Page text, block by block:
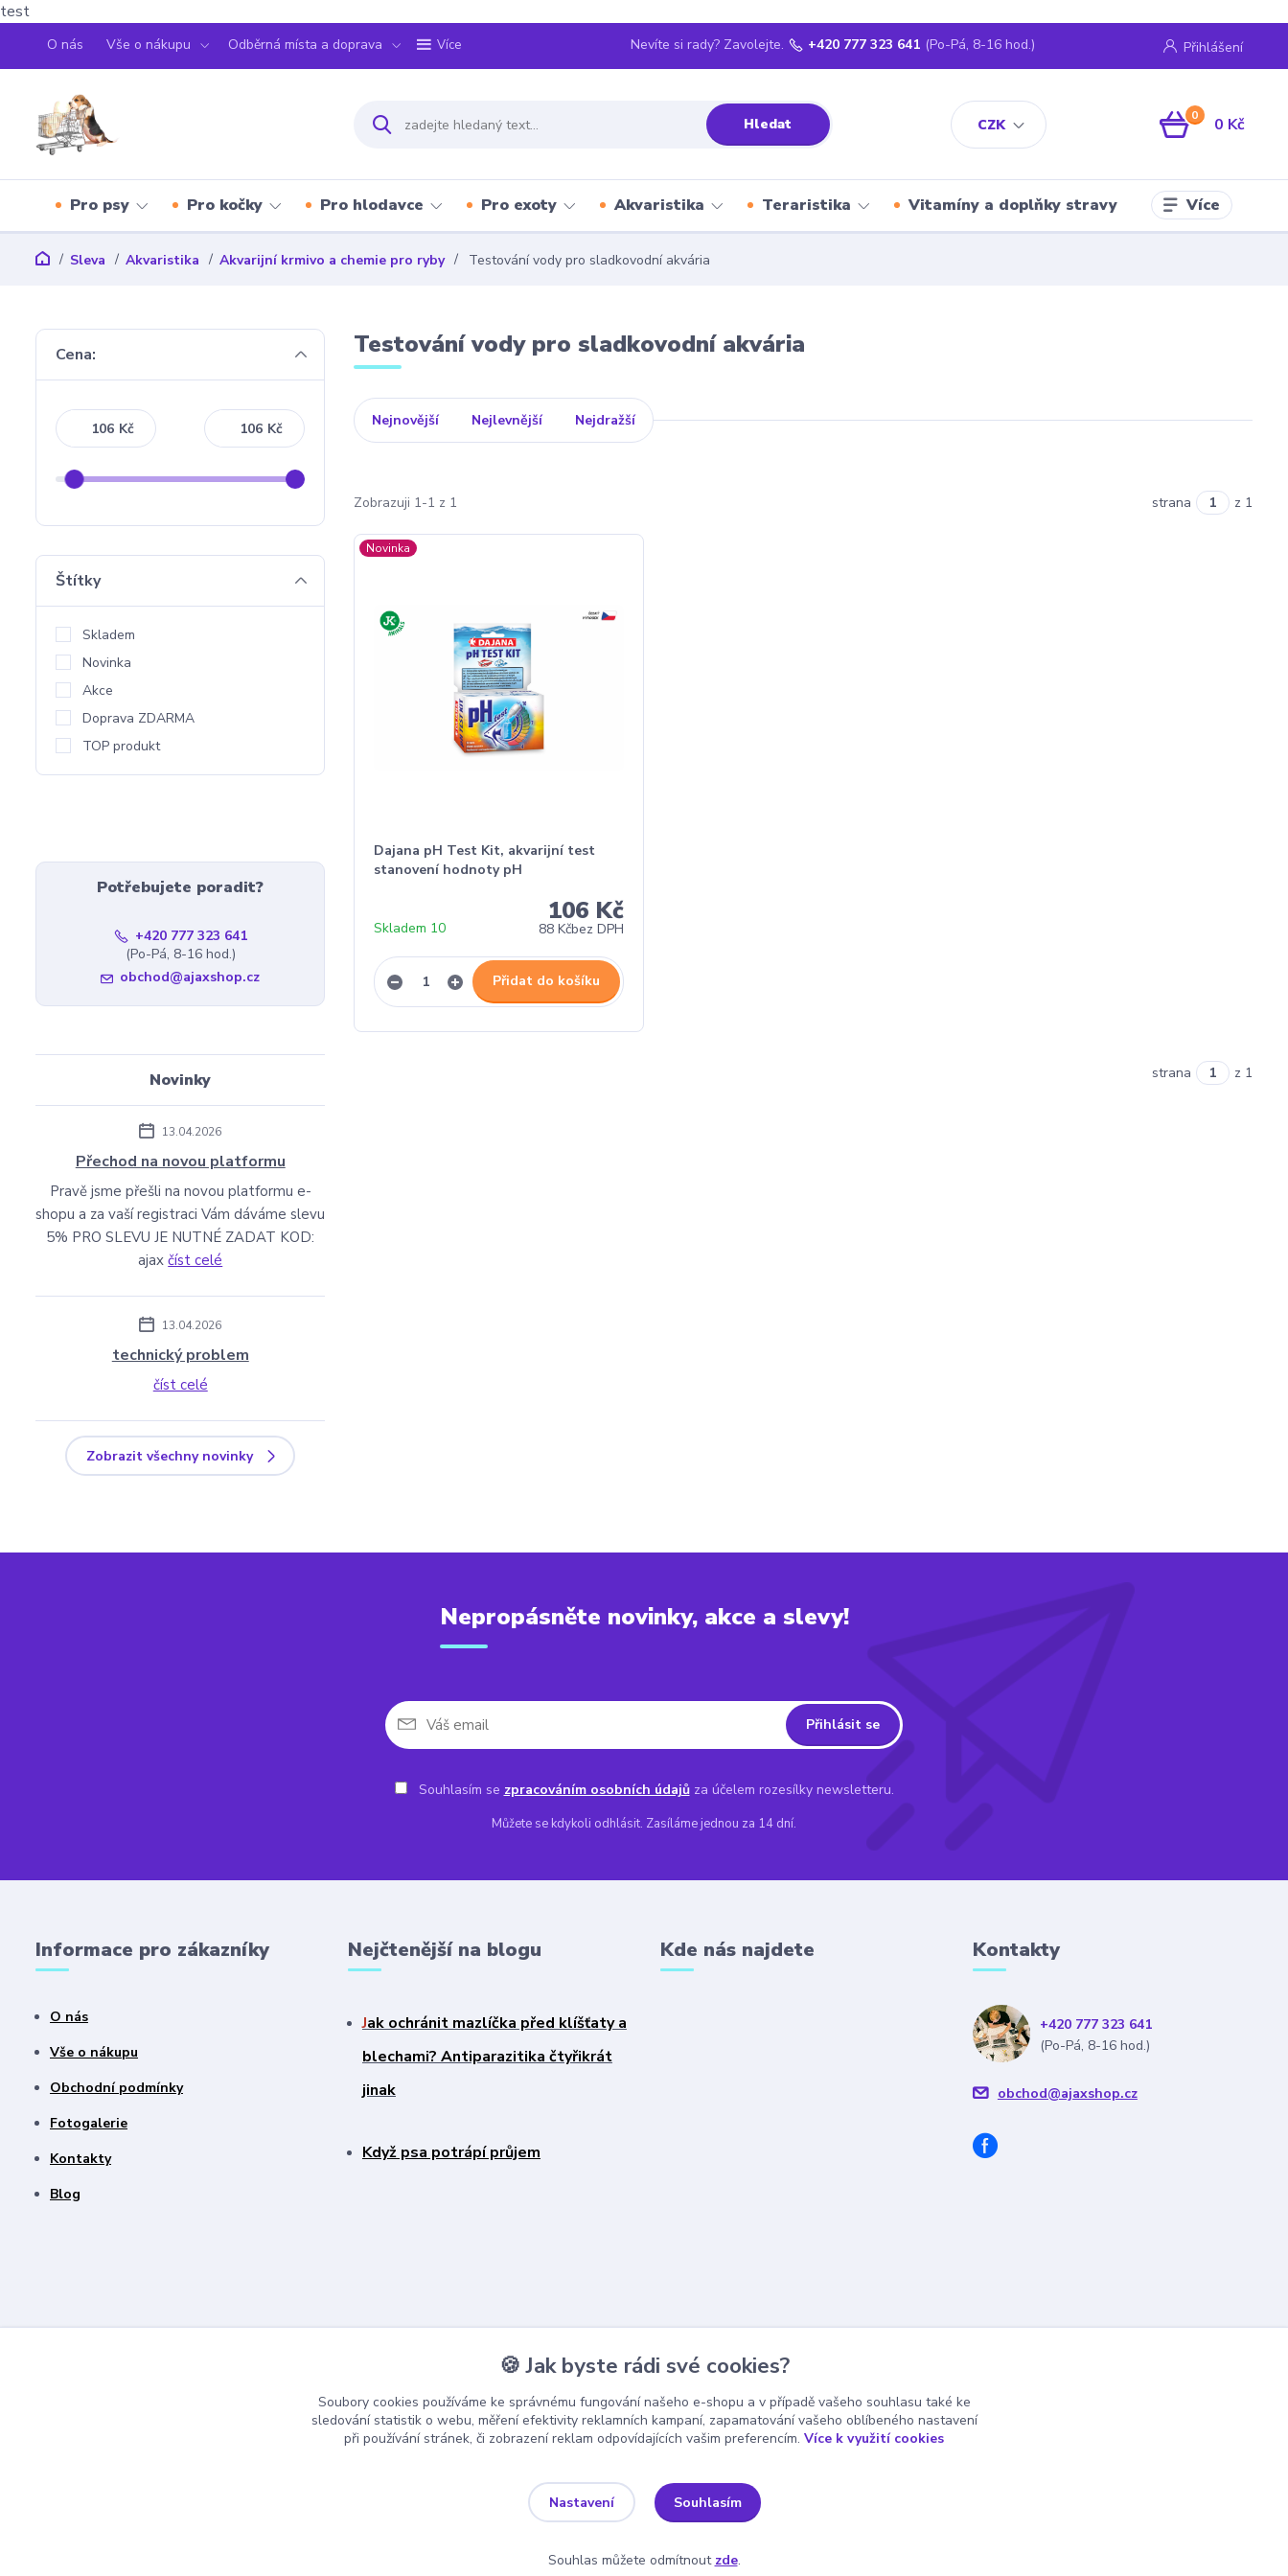
test
O nás Vše o nákupu Odběrná místa a doprava Více
CZK
Přihlášení
Hledat
Nevíte si rady? Zavolejte. +420 777 323 641 (Po-Pá, 8-16 hod.)
0 0 Kč
Pro psy Pro kočky Pro hlodavce Pro exoty Akvaristika Teraristika Vitamíny a doplňky stravy Více
Sleva Akvaristika Akvarijní krmivo a chemie pro ryby Testování vody pro sladkovodní akvária
Testování vody pro sladkovodní akvária
Nejnovější Nejlevnější Nejdražší
Zobrazuji 1-1 z 1 strana z 1
Novinka
Dajana pH Test Kit, akvarijní test
stanovení hodnoty pH
106 Kč
88 Kčbez DPH
Skladem 10
Přidat do košíku
strana z 1
Cena:
Kč Kč
Štítky
Skladem
Novinka
Akce
Doprava ZDARMA
TOP produkt
Potřebujete poradit?
+420 777 323 641
(Po-Pá, 8-16 hod.)
obchod@ajaxshop.cz
Novinky
13.04.2026
Přechod na novou platformu
Pravě jsme přešli na novou platformu e-
shopu a za vaší registraci Vám dáváme slevu
5% PRO SLEVU JE NUTNÉ ZADAT KOD:
ajaxčíst celé
13.04.2026
technický problem
číst celé
Zobrazit všechny novinky
Nepropásněte novinky, akce a slevy!
Přihlásit se
Souhlasím se zpracováním osobních údajůza účelem rozesílky newsletteru.
Můžete se kdykoli odhlásit. Zasíláme jednou za 14 dní.
Informace pro zákazníky
O nás
Vše o nákupu
Obchodní podmínky
Fotogalerie
Kontakty
Blog
Nejčtenější na blogu
Jak ochránit mazlíčka před klíšťaty a
blechami? Antiparazitika čtyřikrát
jinak
Když psa potrápí průjem
Kde nás najdete Kontakty
+420 777 323 641
(Po-Pá, 8-16 hod.)
obchod@ajaxshop.cz
🍪 Jak byste rádi své cookies?
Soubory cookies používáme ke správnému fungování našeho e-shopu a v případě vašeho souhlasu také ke
sledování statistik o webu, měření efektivity reklamních kampaní, zapamatování vašeho oblíbeného nastavení
při používání stránek, či zobrazení reklam odpovídajících vašim preferencím. Více k využití cookies
Nastavení Souhlasím
Souhlas můžete odmítnout zde.